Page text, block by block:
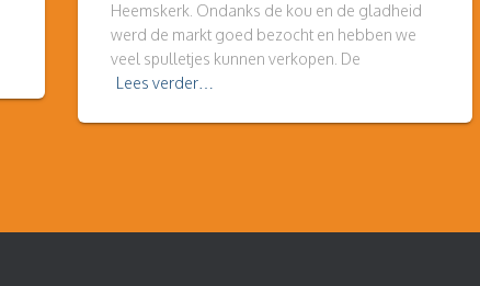
Heemskerk. Ondanks de kou en de gladheid
werd de markt goed bezocht en hebben we
veel spulletjes kunnen verkopen. De
Lees verder…